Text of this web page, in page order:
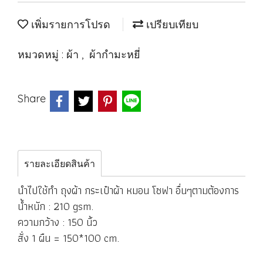
เพิ่มรายการโปรด เปรียบเทียบ
หมวดหมู่ : ผ้า , ผ้ากำมะหยี่
Share
รายละเอียดสินค้า
นำไปใช้ทำ ถุงผ้า กระเป๋าผ้า หมอน โซฟา อื่นๆตามต้องการ
น้ำหนัก : 210 gsm.
ความกว้าง : 150 นิ้ว
สั่ง 1 ผืน = 150*100 cm.